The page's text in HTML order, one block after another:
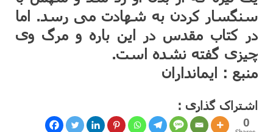
سنگسار کردن به شهادت می رسد. اما
در کتاب مقدس در این باره و مرگ وی
چیزی گفته نشده است.
منبع : ایمانداران
اشتراک گذاری :
0